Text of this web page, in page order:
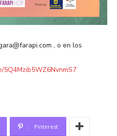
, o en los
5Q4Mzib5WZ6NvnmS7
Pinterest